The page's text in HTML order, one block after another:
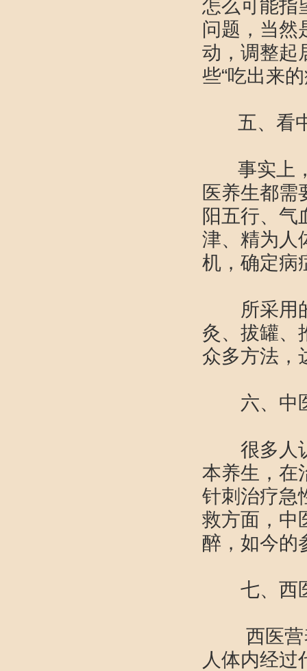
怎么可能指
问题，当然
动，调整起
些“吃出来
五、看
事实上，
医养生都需
阳五行、气
津、精为人
机，确定
所采用的
灸、拔罐、
众多方法
六、中
很多人认
本养生，在
针刺治疗急
救方面，中
醉，如今
七、西
西医营养
人体内经过